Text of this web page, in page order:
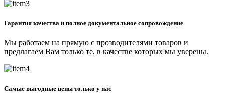
Гарантия качества и полное документальное сопровождение
Мы работаем на прямую с прозводителями товаров и
предлагаем Вам только те, в качестве которых мы уверены.
Самые выгодные цены только у нас